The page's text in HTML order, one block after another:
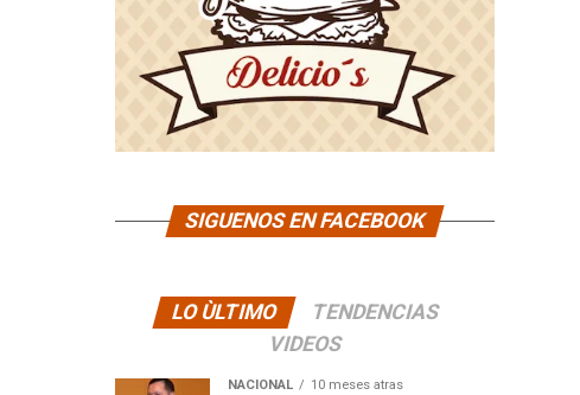
SIGUENOS EN FACEBOOK
LO ÙLTIMO
TENDENCIAS
VIDEOS
NACIONAL 10 meses atras